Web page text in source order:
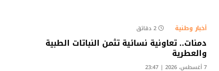
أخبار وطنية 2 دقائق
دمنات.. تعاونية نسائية تثمن النباتات الطبية
والعطرية
7 أغسطس، 2026 | 23:47